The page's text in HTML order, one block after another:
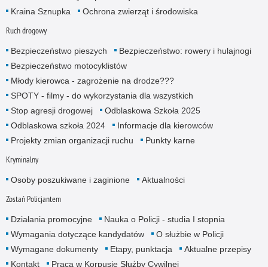
Kraina Sznupka
Ochrona zwierząt i środowiska
Ruch drogowy
Bezpieczeństwo pieszych
Bezpieczeństwo: rowery i hulajnogi
Bezpieczeństwo motocyklistów
Młody kierowca - zagrożenie na drodze???
SPOTY - filmy - do wykorzystania dla wszystkich
Stop agresji drogowej
Odblaskowa Szkoła 2025
Odblaskowa szkoła 2024
Informacje dla kierowców
Projekty zmian organizacji ruchu
Punkty karne
Kryminalny
Osoby poszukiwane i zaginione Aktualności
Zostań Policjantem
Działania promocyjne
Nauka o Policji - studia I stopnia
Wymagania dotyczące kandydatów
O służbie w Policji
Wymagane dokumenty
Etapy, punktacja
Aktualne przepisy
Kontakt
Praca w Korpusie Służby Cywilnej